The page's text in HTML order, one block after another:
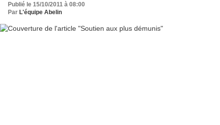
Publié le 15/10/2011 à 08:00
Par L'équipe Abelin